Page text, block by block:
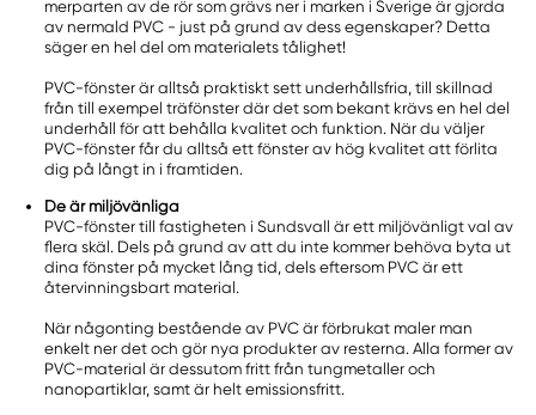
merparten av de rör som grävs ner i marken i Sverige är gjorda
av nermald PVC - just på grund av dess egenskaper? Detta
säger en hel del om materialets tålighet!
PVC-fönster är alltså praktiskt sett underhållsfria, till skillnad
från till exempel träfönster där det som bekant krävs en hel del
underhåll för att behålla kvalitet och funktion. När du väljer
PVC-fönster får du alltså ett fönster av hög kvalitet att förlita
dig på långt in i framtiden.
De är miljövänliga
PVC-fönster till fastigheten i Sundsvall är ett miljövänligt val av
flera skäl. Dels på grund av att du inte kommer behöva byta ut
dina fönster på mycket lång tid, dels eftersom PVC är ett
återvinningsbart material.
När någonting bestående av PVC är förbrukat maler man
enkelt ner det och gör nya produkter av resterna. Alla former av
PVC-material är dessutom fritt från tungmetaller och
nanopartiklar, samt är helt emissionsfritt.